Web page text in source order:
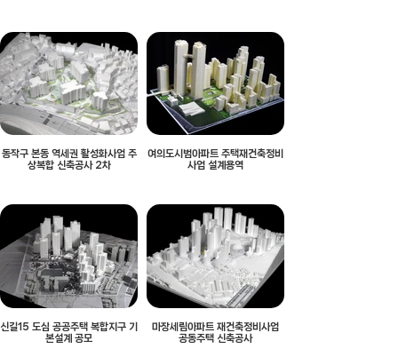
동작구 본동 역세권 활성화사업 주
상복합 신축공사 2차
여의도시범아파트 주택재건축정비
사업 설계용역
신길15 도심 공공주택 복합지구 기
본설계 공모
마장세림아파트 재건축정비사업
공동주택 신축공사